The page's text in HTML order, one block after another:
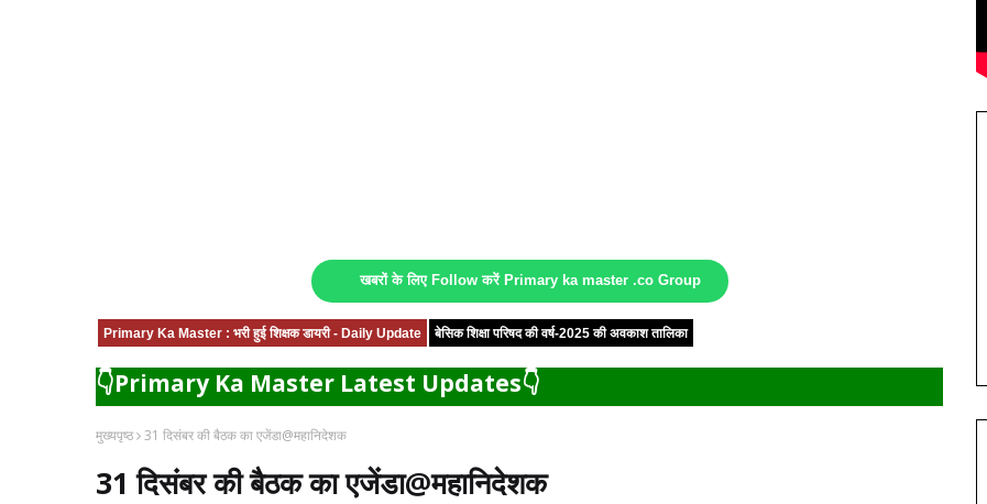
खबरों के लिए Follow करें Primary ka master .co Group
Primary Ka Master : भरी हुई शिक्षक डायरी - Daily Update बेसिक शिक्षा परिषद की वर्ष-2025 की अवकाश तालिका
👇Primary Ka Master Latest Updates👇
मुख्यपृष्ठ 31 दिसंबर की बैठक का एजेंडा@महानिदेशक
31 दिसंबर की बैठक का एजेंडा@महानिदेशक